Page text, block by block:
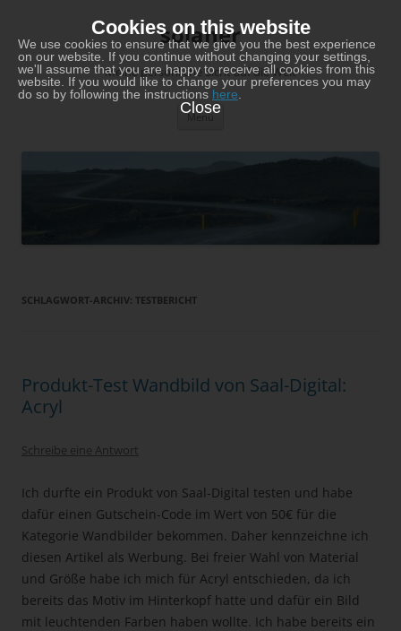
Cookies on this website
We use cookies to ensure that we give you the best experience
on our website. If you continue without changing your settings,
we'll assume that you are happy to receive all cookies from this
website. If you would like to change your preferences you may
do so by following the instructions here
Close
solaner
Meine persönliche Sicht auf die Welt
Menü
SCHLAGWORT-ARCHIV: TESTBERICHT
Produkt-Test Wandbild von Saal-Digital:
Acryl
Schreibe eine Antwort
Ich durfte ein Produkt von Saal-Digital testen und habe
dafür einen Gutschein-Code im Wert von 50€ für die
Kategorie Wandbilder bekommen. Daher kennzeichne ich
diesen Artikel als Werbung. Bei freier Wahl von Material
und Größe habe ich mich für Acryl entschieden, da ich
bereits das Motiv im Hinterkopf hatte und dafür ein Bild
mit leuchtenden Farben haben wollte. Ich habe bereits ein